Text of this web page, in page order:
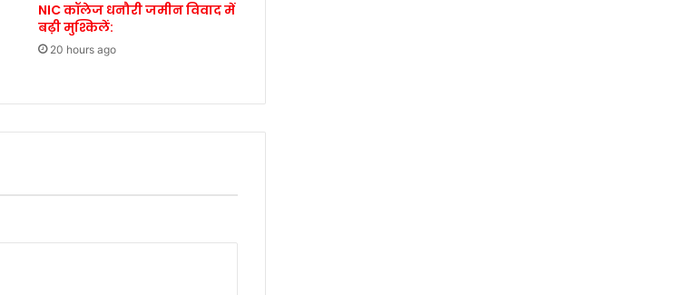
NIC कॉलेज धनौरी जमीन विवाद में
बढ़ी मुश्किलें:
20 hours ago